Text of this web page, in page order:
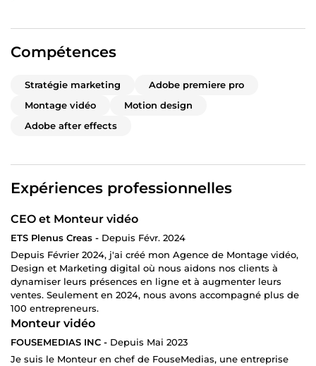
réactif et compétent. Je n'hésiterai pas à refaire
Compétences
Stratégie marketing
Adobe premiere pro
Montage vidéo
Motion design
Adobe after effects
Expériences professionnelles
CEO et Monteur vidéo
ETS Plenus Creas - Depuis Févr. 2024
Depuis Février 2024, j'ai créé mon Agence de Montage vidéo,
Design et Marketing digital où nous aidons nos clients à
dynamiser leurs présences en ligne et à augmenter leurs
ventes. Seulement en 2024, nous avons accompagné plus de
100 entrepreneurs.
Monteur vidéo
FOUSEMEDIAS INC - Depuis Mai 2023
Je suis le Monteur en chef de FouseMedias, une entreprise